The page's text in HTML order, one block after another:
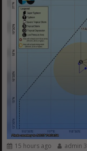
15 hours ago admin 3